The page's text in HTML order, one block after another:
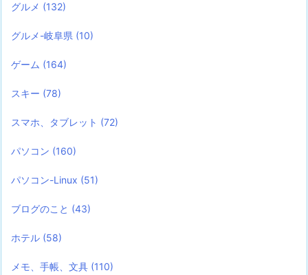
グルメ (132)
グルメ-岐阜県 (10)
ゲーム (164)
スキー (78)
スマホ、タブレット (72)
パソコン (160)
パソコン-Linux (51)
ブログのこと (43)
ホテル (58)
メモ、手帳、文具 (110)